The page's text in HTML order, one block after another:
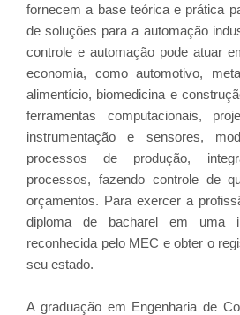
fornecem a base teórica e prática
de soluções para a automação
controle e automação pode atuar
economia, como automotivo,
alimentício, biomedicina e
ferramentas computacionais,
instrumentação e sensores,
processos de produção,
processos, fazendo controle de
orçamentos. Para exercer a
diploma de bacharel em uma
reconhecida pelo MEC e obter o
seu estado.
A graduação em Engenharia de